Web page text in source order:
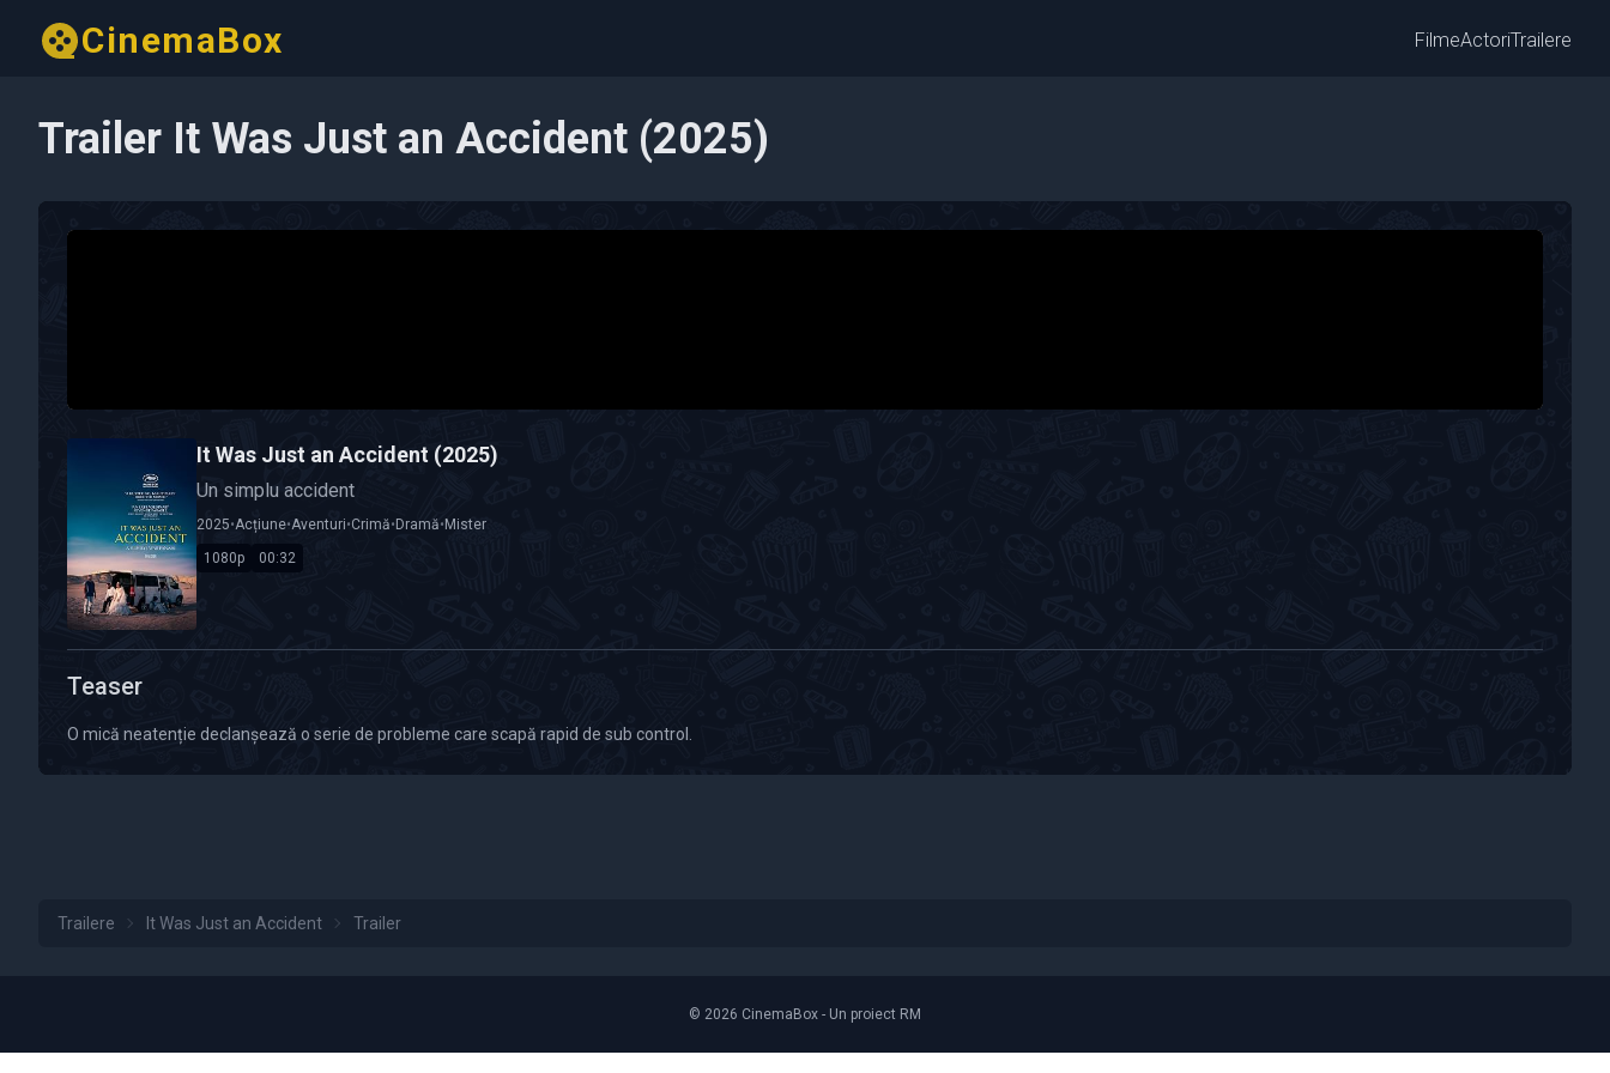
CinemaBox FilmeActoriTrailere
Trailer It Was Just an Accident (2025)
It Was Just an Accident (2025)
Un simplu accident
2025•Acțiune•Aventuri•Crimă• Dramă• Mister
1080p
Calitate Video: HD 1080p
00:32
Durată: 00:32
Teaser
O mică neatenție declanșează o serie de probleme care scapă rapid de sub control.
Trailere It Was Just an Accident Trailer
© 2026 CinemaBox - Un proiect RM